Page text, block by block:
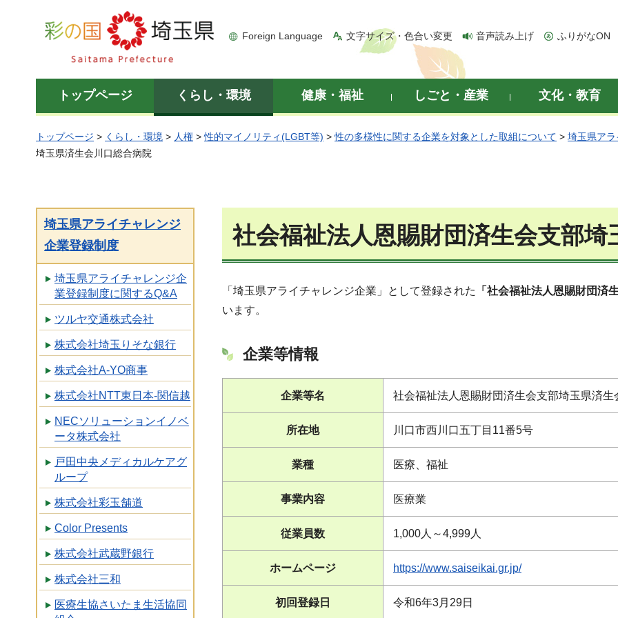
彩の国 埼玉県
Foreign Language 文字サイズ・色合い変更 音声読み上げ ふりがなON
トップページ くらし・環境 健康・福祉 しごと・産業 文化・教育
トップページ > くらし・環境 > 人権 >性的マイノリティ(LGBT等) >性の多様性に関する企業を対象とした取組について > 埼玉県ア
埼玉県済生会川口総合病院
埼玉県アライチャレンジ
企業登録制度
埼玉県アライチャレンジ企
業登録制度に関するQ&A
ツルヤ交通株式会社
株式会社埼玉りそな銀行
株式会社A-YO商事
株式会社NTT東日本-関信越
NECソリューションイノベ
ータ株式会社
戸田中央メディカルケアグ
ループ
株式会社彩玉舗道
Color Presents
株式会社武蔵野銀行
株式会社三和
医療生協さいたま生活協同
社会福祉法人恩賜財団済生会支部
「埼玉県アライチャレンジ企業」として登録された 「社会福祉法人恩賜財団済
います。
企業等情報
企業等名 社会福祉法人恩賜財団済生会支部埼玉県済生
所在地 川口市西川口五丁目11番5号
業種 医療、福祉
事業内容 医療業
従業員数 1,000人～4,999人
ホームページ https://www.saiseikai.gr.jp/
初回登録日 令和6年3月29日